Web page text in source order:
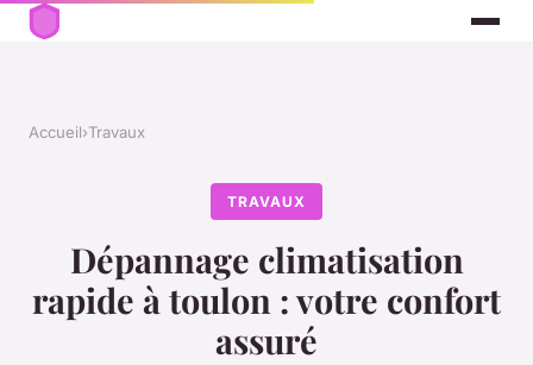
Accueil›Travaux
TRAVAUX
Dépannage climatisation
rapide à toulon : votre confort
assuré